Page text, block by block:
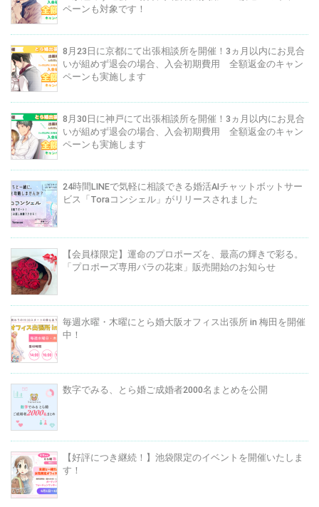
ペーンも対象です！
8月23日に京都にて出張相談所を開催！3ヵ月以内にお見合
いが組めず退会の場合、入会初期費用 全額返金のキャン
ペーンも実施します
8月30日に神戸にて出張相談所を開催！3ヵ月以内にお見合
いが組めず退会の場合、入会初期費用 全額返金のキャン
ペーンも実施します
24時間LINEで気軽に相談できる婚活AIチャットボットサー
ビス「Toraコンシェル」がリリースされました
【会員様限定】運命のプロポーズを、最高の輝きで彩る。
「プロポーズ専用バラの花束」販売開始のお知らせ
毎週水曜・木曜にとら婚大阪オフィス出張所 in 梅田を開催
中！
数字でみる、とら婚ご成婚者2000名まとめを公開
【好評につき継続！】池袋限定のイベントを開催いたしま
す！